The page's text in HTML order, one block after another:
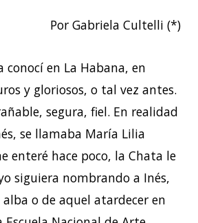
Por Gabriela Cultelli (*)
conocí en La Habana, en
y gloriosos, o tal vez antes.
segura, fiel. En realidad
se llamaba María Lilia
enteré hace poco, la Chata le
siguiera nombrando a Inés,
o de aquel atardecer en